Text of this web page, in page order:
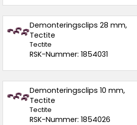
Demonteringsclips 28 mm,
Tectite
Tectite
RSK-Nummer: 1854031
Demonteringsclips 10 mm,
Tectite
Tectite
RSK-Nummer: 1854026